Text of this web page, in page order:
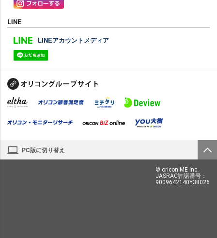
LINE
LINEアカウントメディア
PC版に切り替え
© oricon ME inc.
JASRAC許諾番号：
9009642140Y38026